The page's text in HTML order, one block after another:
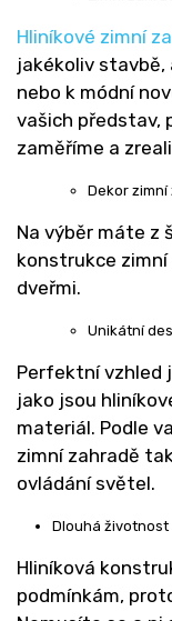
Hliníkové zimní
jakékoliv stavbě,
nebo k módní
vašich představ,
zaměříme a
Dekor
Na výběr máte z
konstrukce
dveřmi.
Unikátní
Perfektní vzhled
jako jsou
materiál. Podle
zimní zahradě
ovládání světel.
Dlouhá
Hliníková
podmínkám,